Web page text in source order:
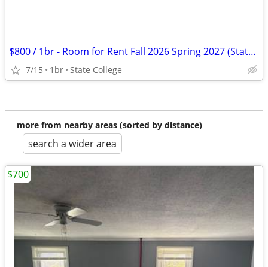
$800 / 1br - Room for Rent Fall 2026 Spring 2027 (State College)
7/15 1br State College
more from nearby areas (sorted by distance)
search a wider area
$700